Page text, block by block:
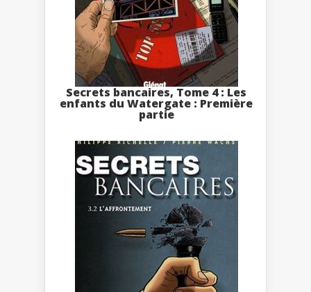
Secrets bancaires, Tome 4 : Les
enfants du Watergate : Première
partie